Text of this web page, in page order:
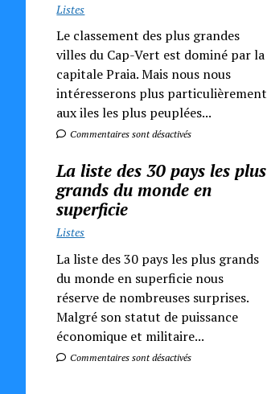
Listes
Le classement des plus grandes
villes du Cap-Vert est dominé par la
capitale Praia. Mais nous nous
intéresserons plus particulièrement
aux iles les plus peuplées...
Commentaires sont désactivés
La liste des 30 pays les plus
grands du monde en
superficie
Listes
La liste des 30 pays les plus grands
du monde en superficie nous
réserve de nombreuses surprises.
Malgré son statut de puissance
économique et militaire...
Commentaires sont désactivés